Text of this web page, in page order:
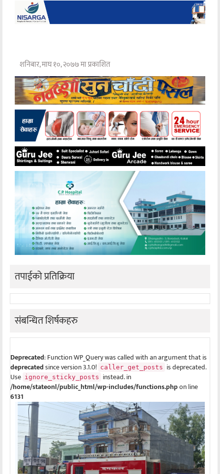
शनिबार, माघ १०, २०७७ मा प्रकाशित
तपाईको प्रतिक्रिया
संबन्धित शिर्षकहरु
Deprecated: Function WP_Query was called with an argument that is
deprecatedsince version 3.1.0! caller_get_posts is deprecated.
Use ignore_sticky_posts instead. in
/home/stateonl/public_html/wp-includes/functions.phpon line
6131